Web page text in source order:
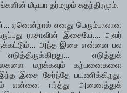
மீடியா தர்மமும் சுதந்திரமும்.
ஏனென்றால் எனது பெரும்பாலான
ராசாவின் இசையே.... அவர்
அந்த இசை என்னை பல
எடுத்துக்
மறக்கவும் கற்பனைகளை
இசை சேர்ந்தே பயணிக்கிறது.
என்னை ஈர்த்து அணைத்துக்